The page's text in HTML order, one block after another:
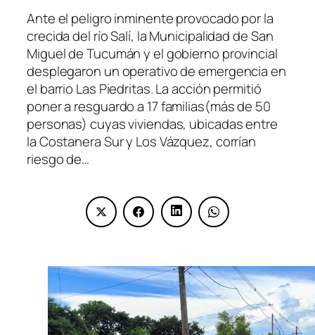
Ante el peligro inminente provocado por la
crecida del río Salí, la Municipalidad de San
Miguel de Tucumán y el gobierno provincial
desplegaron un operativo de emergencia en
el barrio Las Piedritas. La acción permitió
poner a resguardo a 17 familias(más de 50
personas) cuyas viviendas, ubicadas entre
la Costanera Sur y Los Vázquez, corrían
riesgo de…